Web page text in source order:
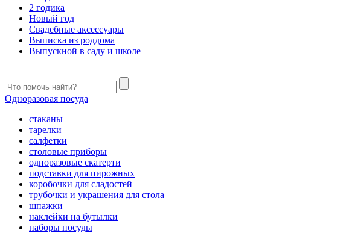
2 годика
Новый год
Свадебные аксессуары
Выписка из роддома
Выпускной в саду и школе
Одноразовая посуда
стаканы
тарелки
салфетки
столовые приборы
одноразовые скатерти
подставки для пирожных
коробочки для сладостей
трубочки и украшения для стола
шпажки
наклейки на бутылки
наборы посуды